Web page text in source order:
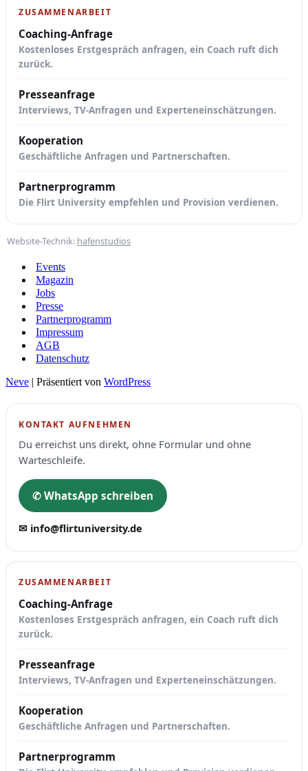
ZUSAMMENARBEIT
Coaching-Anfrage
Kostenloses Erstgespräch anfragen, ein Coach ruft dich
zurück.
Presseanfrage
Interviews, TV-Anfragen und Experteneinschätzungen.
Kooperation
Geschäftliche Anfragen und Partnerschaften.
Partnerprogramm
Die Flirt University empfehlen und Provision verdienen.
Website-Technik: hafenstudios
Events
Magazin
Jobs
Presse
Partnerprogramm
Impressum
AGB
Datenschutz
Neve | Präsentiert von WordPress
KONTAKT AUFNEHMEN
Du erreichst uns direkt, ohne Formular und ohne
Warteschleife.
✆ WhatsApp schreiben
✉ info@flirtuniversity.de
ZUSAMMENARBEIT
Coaching-Anfrage
Kostenloses Erstgespräch anfragen, ein Coach ruft dich
zurück.
Presseanfrage
Interviews, TV-Anfragen und Experteneinschätzungen.
Kooperation
Geschäftliche Anfragen und Partnerschaften.
Partnerprogramm